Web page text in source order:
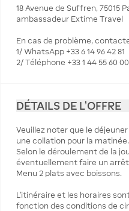
18 Avenue de Suffren, 75015
ambassadeur Extime Travel
En cas de problème,
1/ WhatsApp +33 6 14 96 42 81
2/ Téléphone +33 1 44 55 60 00
DÉTAILS DE L'OFFRE
Veuillez noter que le
une collation pour la matinée.
Selon le déroulement de la
éventuellement faire un arrêt
Menu 2 plats avec boissons.
L’itinéraire et les horaires
fonction des conditions de